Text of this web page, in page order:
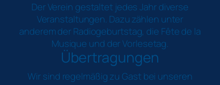
Der Verein gestaltet jedes Jahr diverse
Veranstaltungen. Dazu zählen unter
anderem der Radiogeburtstag, die Fête de la
Musique und der Vorlesetag.
Übertragungen
Wir sind regelmäßig zu Gast bei unseren